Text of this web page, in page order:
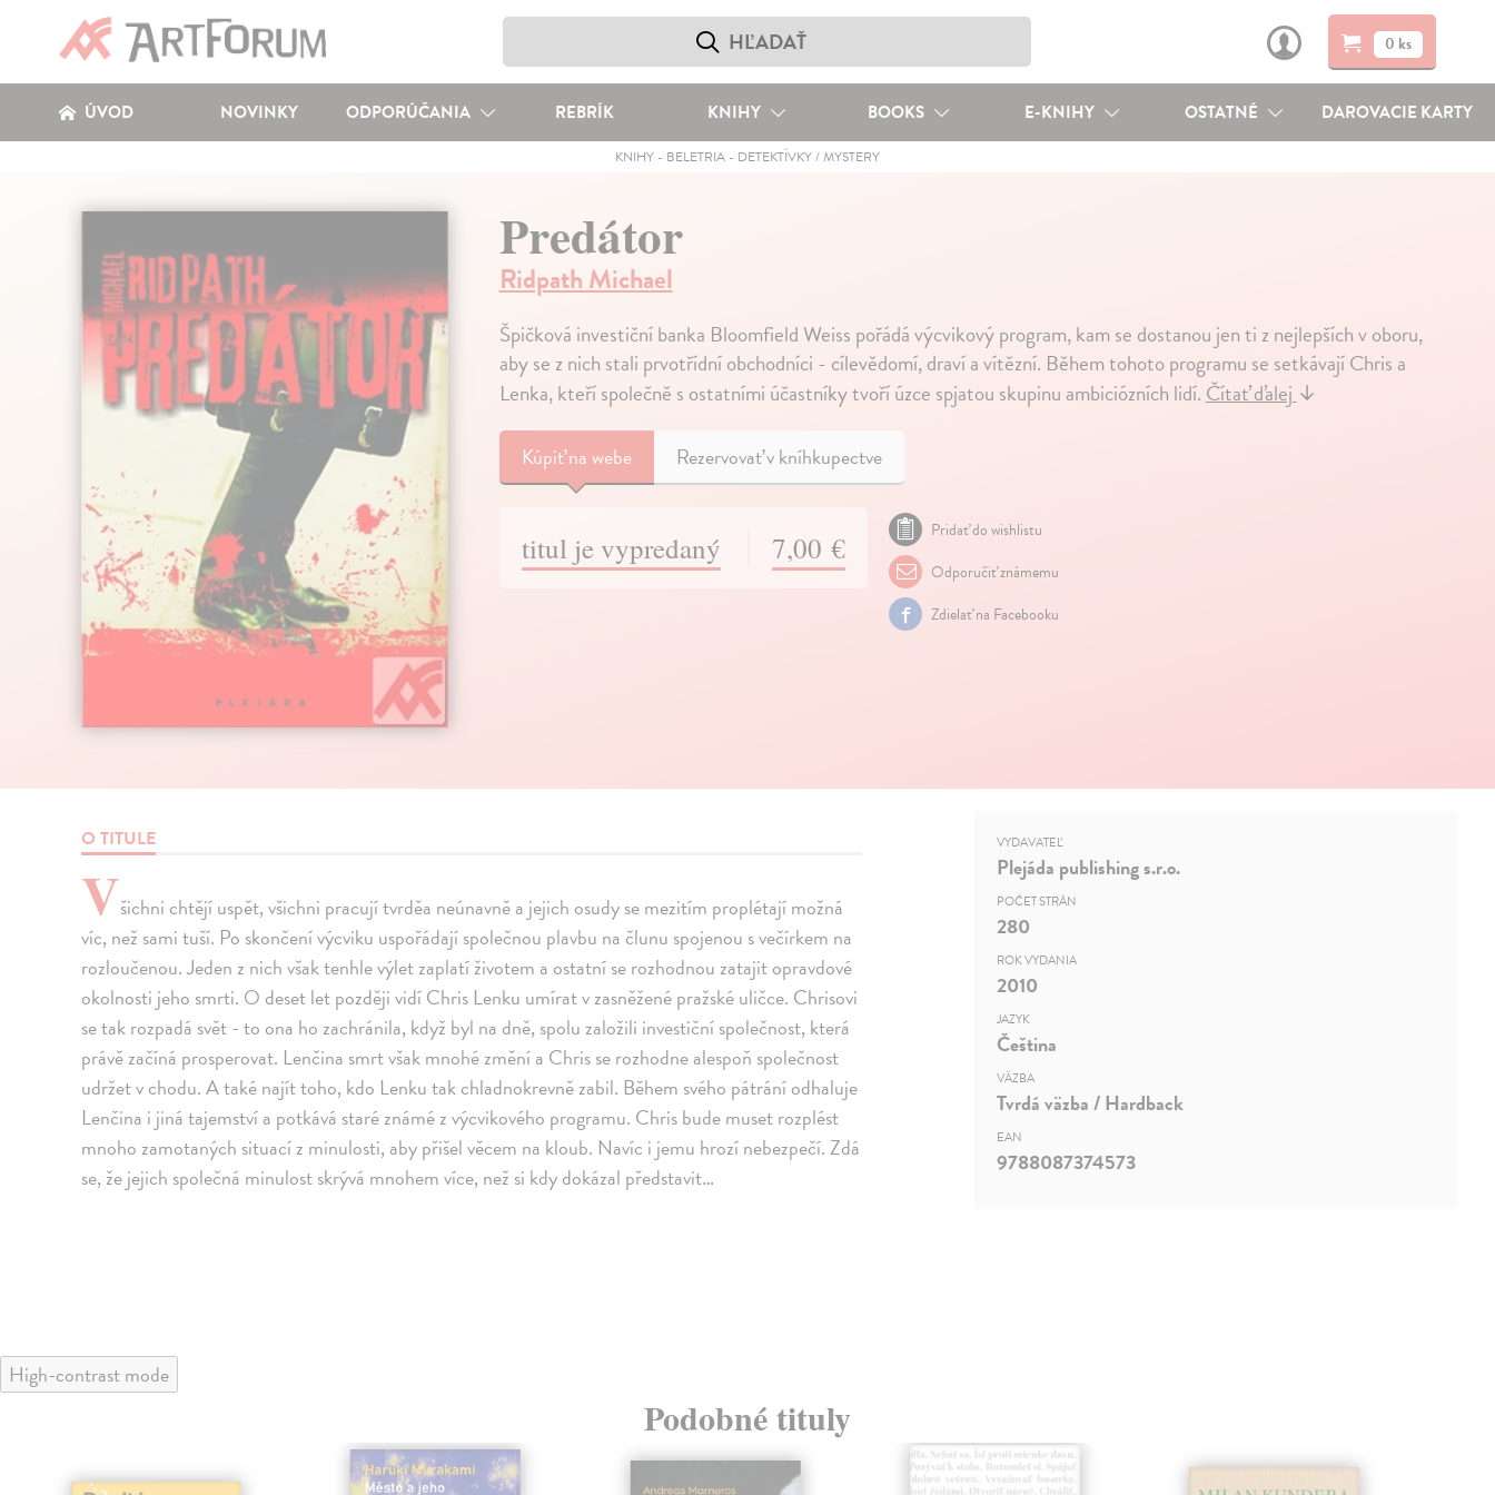
0 ks
ÚVOD NOVINKY ODPORÚČANIA REBRÍK KNIHY BOOKS E-KNIHY OSTATNÉ DAROVACIE KARTY
KNIHY- BELETRIA- DETEKTÍVKY / MYSTERY
Predátor
Ridpath Michael
Špičková investiční banka Bloomfield Weiss pořádá výcvikový program, kam se dostanou jen ti z nejlepších v oboru,
aby se z nich stali prvotřídní obchodníci - cílevědomí, draví a vítězní. Během tohoto programu se setkávají Chris a
Lenka, kteří společně s ostatními účastníky tvoří úzce spjatou skupinu ambiciózních lidí.Čítať ďalej↓
Kúpiťna webe Rezervovať v kníhkupectve
titul je vypredaný 7,00 €
Pridať do wishlistu
Odporučiť známemu
Zdielať na Facebooku
O TITULE
Všichni chtějí uspět, všichni pracují tvrděa neúnavně a jejich osudy se mezitím proplétají možná
víc, než sami tuší. Po skončení výcviku uspořádají společnou plavbu na člunu spojenou s večírkem na
rozloučenou. Jeden z nich však tenhle výlet zaplatí životem a ostatní se rozhodnou zatajit opravdové
okolnosti jeho smrti. O deset let později vidí Chris Lenku umírat v zasněžené pražské uličce. Chrisovi
se tak rozpadá svět - to ona ho zachránila, když byl na dně, spolu založili investiční společnost, která
právě začíná prosperovat. Lenčina smrt však mnohé změní a Chris se rozhodne alespoň společnost
udržet v chodu. A také najít toho, kdo Lenku tak chladnokrevně zabil. Během svého pátrání odhaluje
Lenčina i jiná tajemství a potkává staré známé z výcvikového programu. Chris bude muset rozplést
mnoho zamotaných situací z minulosti, aby přišel věcem na kloub. Navíc i jemu hrozí nebezpečí. Zdá
se, že jejich společná minulost skrývá mnohem více, než si kdy dokázal představit…
VYDAVATEĽ
Plejáda publishing s.r.o.
POČET STRÁN
280
ROK VYDANIA
2010
JAZYK
Čeština
VÄZBA
Tvrdá väzba / Hardback
EAN
9788087374573
High-contrast mode
Podobné tituly